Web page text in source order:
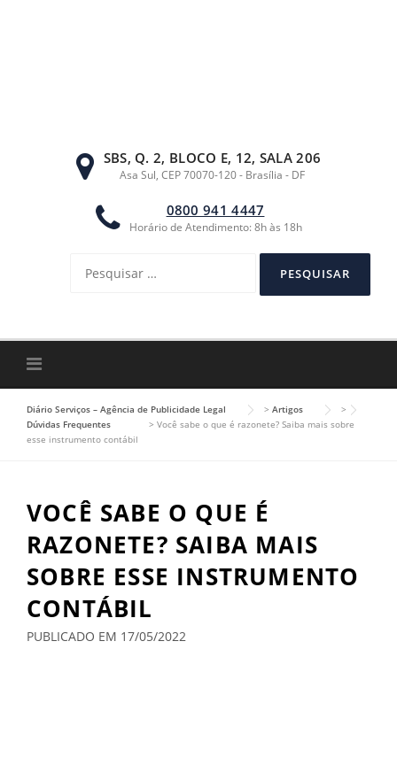
SBS, Q. 2, BLOCO E, 12, SALA 206
Asa Sul, CEP 70070-120 - Brasília - DF
0800 941 4447
Horário de Atendimento: 8h às 18h
por:
Diário Serviços – Agência de Publicidade Legal > Artigos
>
Dúvidas Frequentes
> Você sabe o que é razonete? Saiba mais sobre
esse instrumento contábil
VOCÊ SABE O QUE É
RAZONETE? SAIBA MAIS
SOBRE ESSE INSTRUMENTO
CONTÁBIL
PUBLICADO EM 17/05/2022